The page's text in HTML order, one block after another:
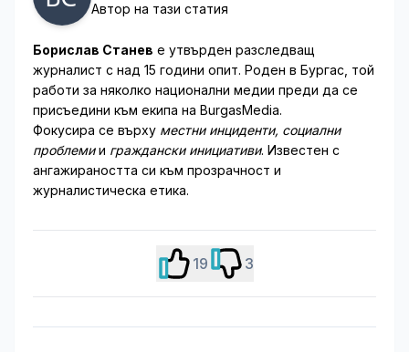
Автор на тази статия
Борислав Станев е утвърден разследващ
журналист с над 15 години опит. Роден в Бургас, той
работи за няколко национални медии преди да се
присъедини към екипа на BurgasMedia.
Фокусира се върху местни инциденти, социални
проблемии граждански инициативи. Известен с
ангажираността си към прозрачност и
журналистическа етика.
19 3